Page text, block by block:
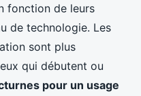
fonction de leurs
de technologie. Les
sont plus
qui débutent ou
pour un usage